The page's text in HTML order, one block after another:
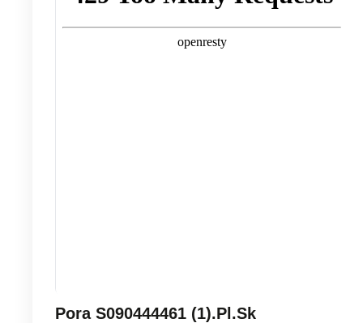
Pora S090444461 (1).Pl.Sk